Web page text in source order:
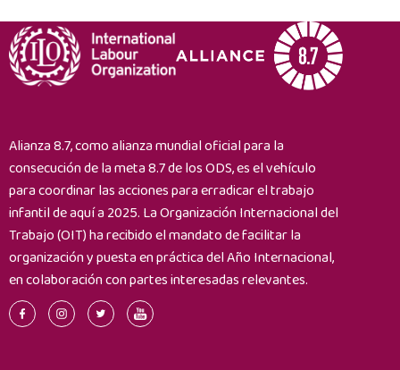
promoviendo
la
concienciación
y
debida
sobre
el
trabajo
infantil
a
lo
largo
de
Alianza 8.7, como alianza mundial oficial para la
consecución de la meta 8.7 de los ODS, es el vehículo
para coordinar las acciones para erradicar el trabajo
infantil de aquí a 2025. La Organización Internacional del
Trabajo (OIT) ha recibido el mandato de facilitar la
organización y puesta en práctica del Año Internacional,
en colaboración con partes interesadas relevantes.